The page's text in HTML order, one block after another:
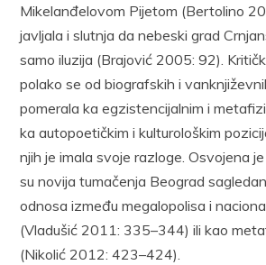
Mikelanđelovom Pijetom (Bertolino
javljala i slutnja da nebeski grad
samo iluzija (Brajović 2005: 92).
polako se od biografskih i
pomerala ka egzistencijalnim i
ka autopoetičkim i kulturološkim
njih je imala svoje razloge. Osvojena
su novija tumačenja Beograd
odnosa između megalopolisa i
(Vladušić 2011: 335–344) ili kao
(Nikolić 2012: 423–424).